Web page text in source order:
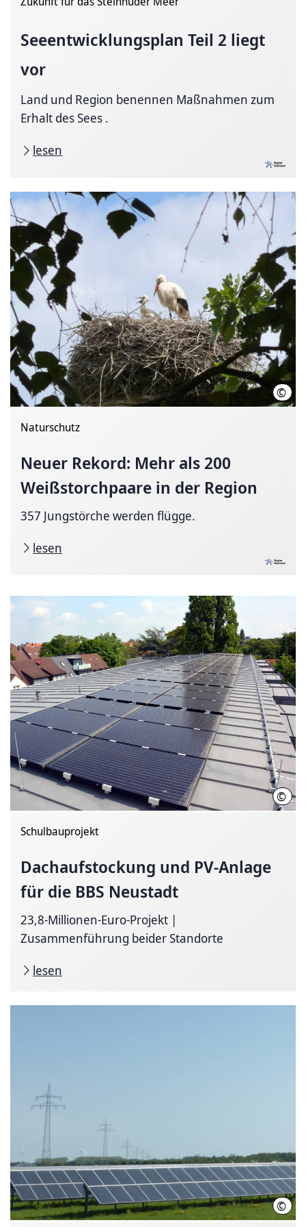
Seeentwicklungsplan Teil 2 liegt
vor
Land und Region benennen Maßnahmen zum
Erhalt des Sees .
lesen
©
Naturschutz
Neuer Rekord: Mehr als 200
Weißstorchpaare in der Region
357 Jungstörche werden flügge.
lesen
© M.
Schulbauprojekt
Dachaufstockung und PV-Anlage
für die BBS Neustadt
23,8-Millionen-Euro-Projekt |
Zusammenführung beider Standorte
lesen
©